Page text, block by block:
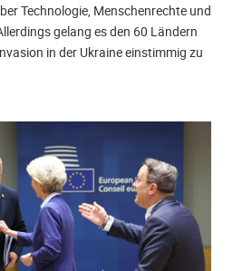
Technologie, Menschenrechte und
gelang es den 60 Ländern
in der Ukraine einstimmig zu